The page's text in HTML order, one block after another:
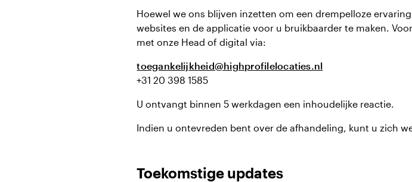
Hoewel we ons blijven inzetten om een drempelloze
websites en de applicatie voor u bruikbaarder te maken.
met onze Head of digital via:
toegankelijkheid@highprofilelocaties.nl
+31 20 398 1585
U ontvangt binnen 5 werkdagen een inhoudelijke reactie.
Indien u ontevreden bent over de afhandeling, kunt u zich
Toekomstige updates